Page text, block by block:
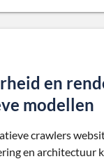
en
modellen
crawlers
en architectuur